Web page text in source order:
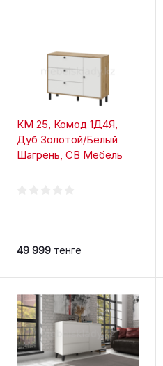
КМ 25, Комод 1Д4Я,
Дуб Золотой/Белый
Шагрень, СВ Мебель
49 999 тенге